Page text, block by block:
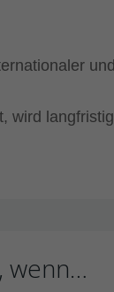
und
wird langfristig
wenn…